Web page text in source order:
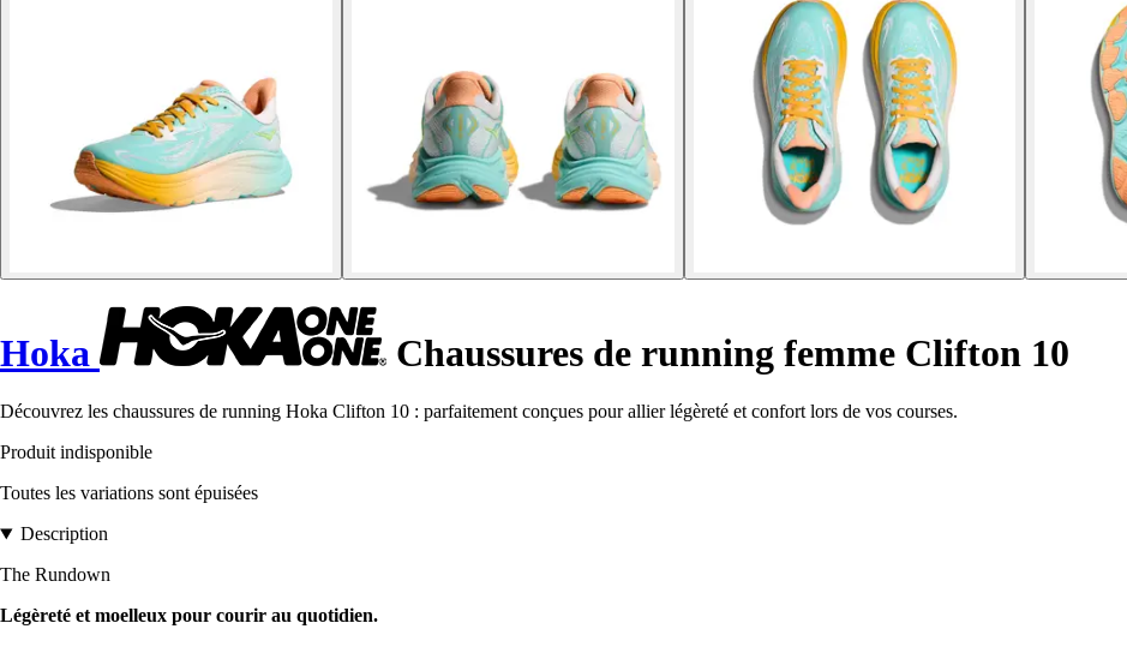
Hoka Chaussures de running femme Clifton 10
Découvrez les chaussures de running Hoka Clifton 10 : parfaitement conçues pour allier légèreté et confort lors de vos courses.
Produit indisponible
Toutes les variations sont épuisées
Description
The Rundown
Légèreté et moelleux pour courir au quotidien.